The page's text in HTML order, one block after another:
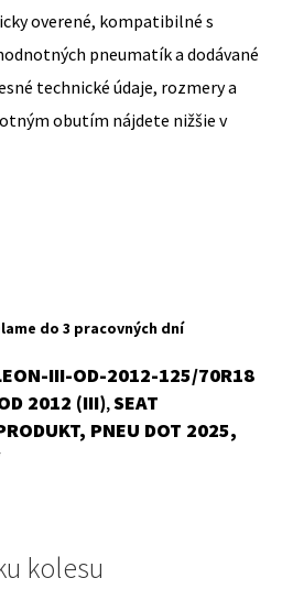
overené, kompatibilné s
pneumatík a dodávané
technické údaje, rozmery a
obutím nájdete nižšie v
€.
do 3 pracovných dní
III-OD-2012-125/70R18
2012 (III),SEAT
PNEU DOT 2025,
kolesu